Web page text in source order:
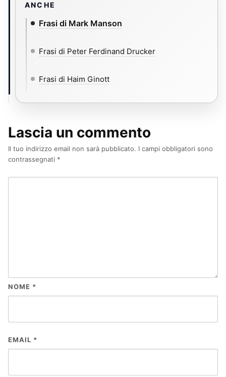
ANCHE
Frasi di Mark Manson
Frasi di Peter Ferdinand Drucker
Frasi di Haim Ginott
Lascia un commento
Il tuo indirizzo email non sarà pubblicato. I campi obbligatori sono
contrassegnati *
NOME *
EMAIL *